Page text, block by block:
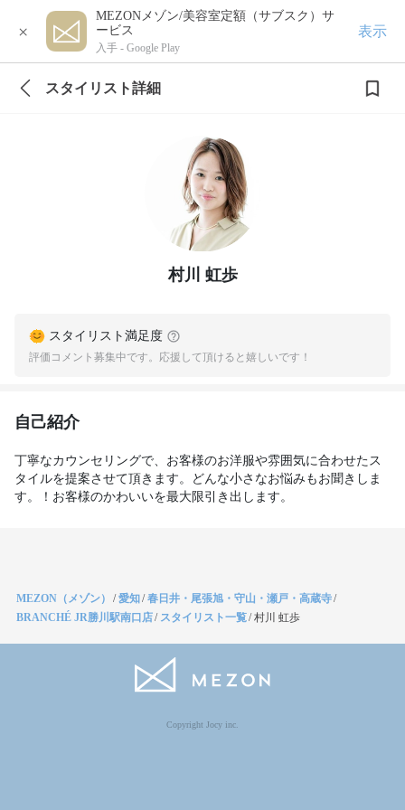
×
MEZONメゾン/美容室定額（サブスク）サ
ービス
入手 - Google Play
表示
スタイリスト詳細
村川 虹歩
スタイリスト満足度
評価コメント募集中です。応援して頂けると嬉しいです！
自己紹介
丁寧なカウンセリングで、お客様のお洋服や雰囲気に合わせたス
タイルを提案させて頂きます。どんな小さなお悩みもお聞きしま
す。！お客様のかわいいを最大限引き出します。
MEZON（メゾン） /愛知/春日井・尾張旭・守山・瀬戸・高蔵寺/
BRANCHÉ JR勝川駅南口店/ スタイリスト一覧/村川 虹歩
Copyright Jocy inc.